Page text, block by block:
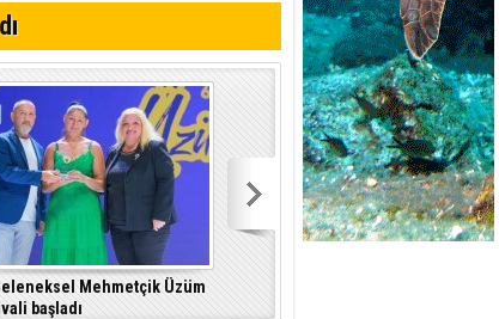
olacak
Mehmetçik Üzüm
başladı